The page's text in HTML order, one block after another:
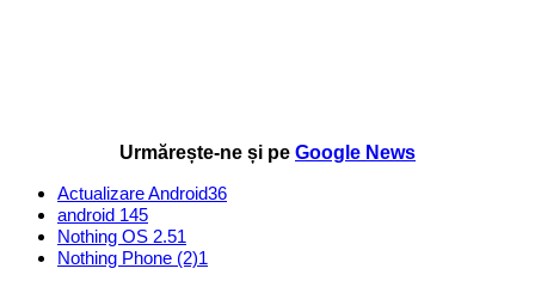
Urmărește-ne și pe Google News
Actualizare Android36
android 145
Nothing OS 2.51
Nothing Phone (2)1